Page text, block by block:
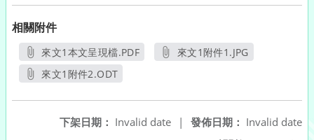
相關附件
來文1本文呈現檔.PDF
另開新視窗
來文1附件1.JPG
來文1附件2.ODT
發佈日期： Invalid date
下架日期： Invalid date
|